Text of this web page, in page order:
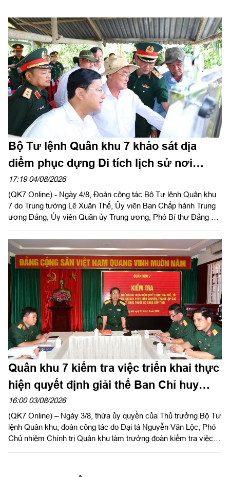
tướng Đặng Văn Lẫm, Ủy viên Thường vụ Đảng ủy, Phó Tư
lệnh Quân khu dự và chỉ đạo Hội nghị. Dự Hội nghị có đồng chí
Võ Tấn Đức, Phó Bí thư Thành ủy thành phố Đồng Nai; thủ
trưởng các cơ quan Quân khu; lãnh đạo Bộ CHQS thành phố
Đồng Nai.
Bộ Tư lệnh Quân khu 7 khảo sát địa
điểm phục dựng Di tích lịch sử nơi
thành lập Quân khu
17:19 04/08/2026
(QK7 Online) - Ngày 4/8, Đoàn công tác Bộ Tư lệnh Quân khu
7 do Trung tướng Lê Xuân Thế, Ủy viên Ban Chấp hành Trung
ương Đảng, Ủy viên Quân ủy Trung ương, Phó Bí thư Đảng ủy,
ủy, Chính ủy Quân khu làm trưởng đoàn phối hợp với UBND
tỉnh Tây Ninh khảo sát thực địa khu đất phục dựng Di tích lịch
sử nơi thành lập LLVT Quân khu 7 tại xã Đức Huệ, tỉnh Tây
Ninh. Đồng chí Lê Văn Hẳn, Phó Bí thư Tỉnh uỷ, Chủ tịch
UBND tỉnh Tây Ninh tiếp và làm việc với đoàn.
Quân khu 7 kiểm tra việc triển khai thực
hiện quyết định giải thể Ban Chỉ huy
PTKV tại TP Đồng Nai và tỉnh Lâm Đồng
16:00 03/08/2026
(QK7 Online) – Ngày 3/8, thừa ủy quyền của Thủ trưởng Bộ Tư
lệnh Quân khu, đoàn công tác do Đại tá Nguyễn Văn Lộc, Phó
Chủ nhiệm Chính trị Quân khu làm trưởng đoàn kiểm tra việc